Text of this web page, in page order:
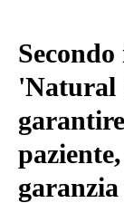
'Natural
garanzia